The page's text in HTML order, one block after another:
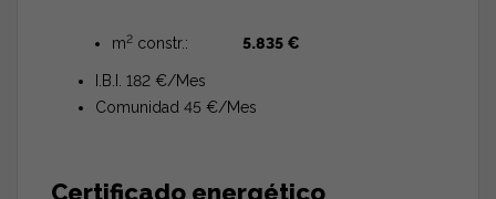
m2 constr.: 5.835 €
I.B.I. 182 €/Mes
Comunidad 45 €/Mes
Certificado energético